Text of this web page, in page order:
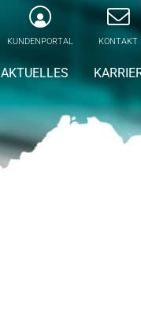
KUNDENPORTAL KONTAKT
AKTUELLES